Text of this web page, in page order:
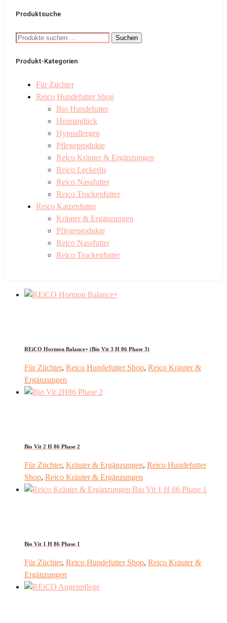
Produktsuche
Suchen
Suchen
Produkt-Kategorien
Für Züchter
Reico Hundefutter Shop
Bio Hundefutter
Heimatglück
Hypoallergen
Pflegeprodukte
Reico Kräuter & Ergänzungen
Reico Leckerlis
Reico Nassfutter
Reico Trockenfutter
Reico Katzenfutter
Kräuter & Ergänzungen
Pflegeprodukte
Reico Nassfutter
Reico Trockenfutter
REiCO Hormon Balance+ (Bio Vit 3 H 86 Phase 3)
Für Züchter, Reico Hundefutter Shop, Reico Kräuter &
Ergänzungen
Bio Vit 2 H 86 Phase 2
Für Züchter, Kräuter & Ergänzungen, Reico Hundefutter
Shop, Reico Kräuter & Ergänzungen
Bio Vit 1 H 86 Phase 1
Für Züchter, Reico Hundefutter Shop, Reico Kräuter &
Ergänzungen